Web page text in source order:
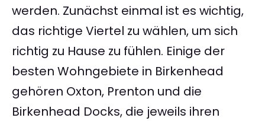
werden. Zunächst einmal ist es wichtig,
das richtige Viertel zu wählen, um sich
richtig zu Hause zu fühlen. Einige der
besten Wohngebiete in Birkenhead
gehören Oxton, Prenton und die
Birkenhead Docks, die jeweils ihren